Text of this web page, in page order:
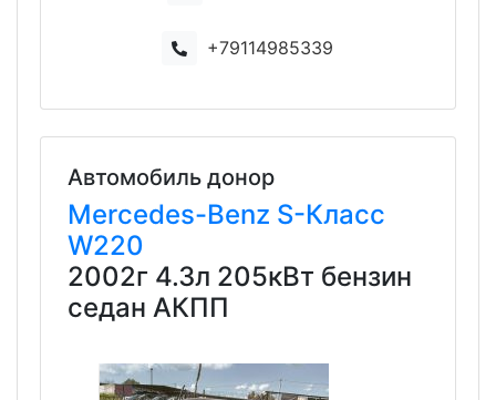
+79114985339
Автомобиль донор
Mercedes-Benz S-Класс
W220
2002г 4.3л 205кВт бензин
седан АКПП